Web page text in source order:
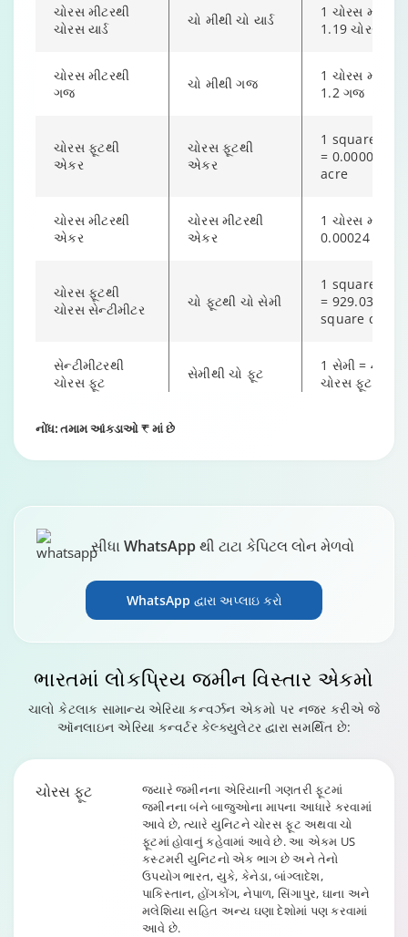
ચોરસ મીટરથી
ચોરસ યાર્ડ
ચો મીથી ચો યાર્ડ
1 ચોરસ મીટર =
1.19 ચોરસ યાર્ડ
ચોરસ મીટરથી
ગજ
ચો મીથી ગજ
1 ચોરસ મીટર =
1.2 ગજ
ચોરસ ફૂટથી
એકર
ચોરસ ફૂટથી
એકર
1 square foot
= 0.000022
acre
ચોરસ મીટરથી
એકર
ચોરસ મીટરથી
એકર
1 ચોરસ મીટર =
0.00024 એકર
ચોરસ ફૂટથી
ચોરસ સેન્ટીમીટર
ચો ફૂટથી ચો સેમી
1 square foot
= 929.03
square cm
સેન્ટીમીટરથી
ચોરસ ફૂટ
સેમીથી ચો ફૂટ
1 સેમી =
ચોરસ ફૂટ
સેન્ટીમીટરથી
sq ft to guntha
= 0.000918
Square meters
to guntha
guntha
meter =
0.00988
Square feet to
kanal
sq ft to kanal
1 square foot
= 0.000184
kanal
Square meters
0.000229
Square feet to
sq ft to marla
1 square foot
= 0.00367
marla
Square meters
1 square
Changing language may refresh or navigate to another
Enable captions/subtitles from player controls when
નોંધ: તમામ આંકડાઓ ₹ માં છે
સીધા WhatsApp થી ટાટા કેપિટલ લોન મેળવો
WhatsApp દ્વારા અપ્લાઇ કરો
ભારતમાં લોકપ્રિય જમીન વિસ્તાર એકમો
ચાલો કેટલાક સામાન્ય એરિયા કન્વર્ઝન એકમો પર નજર કરીએ જે
ઑનલાઇન એરિયા કન્વર્ટર કેલ્ક્યુલેટર દ્વારા સમર્થિત છે:
ચોરસ ફૂટ
જ્યારે જમીનના એરિયાની ગણતરી ફૂટમાં
જમીનના બંને બાજુઓના માપના આધારે કરવામાં
આવે છે, ત્યારે યુનિટને ચોરસ ફૂટ અથવા ચો
ફૂટમાં હોવાનું કહેવામાં આવે છે. આ એકમ US
કસ્ટમરી યુનિટનો એક ભાગ છે અને તેનો
ઉપયોગ ભારત, યુકે, કેનેડા, બાંગ્લાદેશ,
પાકિસ્તાન, હોંગકોંગ, નેપાળ, સિંગાપુર, ઘાના અને
મલેશિયા સહિત અન્ય ઘણા દેશોમાં પણ કરવામાં
આવે છે.